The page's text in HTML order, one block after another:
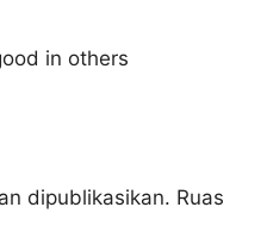
in others
dipublikasikan. Ruas